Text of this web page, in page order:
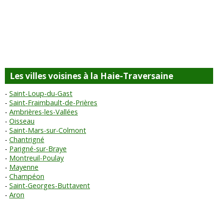
Les villes voisines à la Haie-Traversaine
Saint-Loup-du-Gast
Saint-Fraimbault-de-Prières
Ambrières-les-Vallées
Oisseau
Saint-Mars-sur-Colmont
Chantrigné
Parigné-sur-Braye
Montreuil-Poulay
Mayenne
Champéon
Saint-Georges-Buttavent
Aron